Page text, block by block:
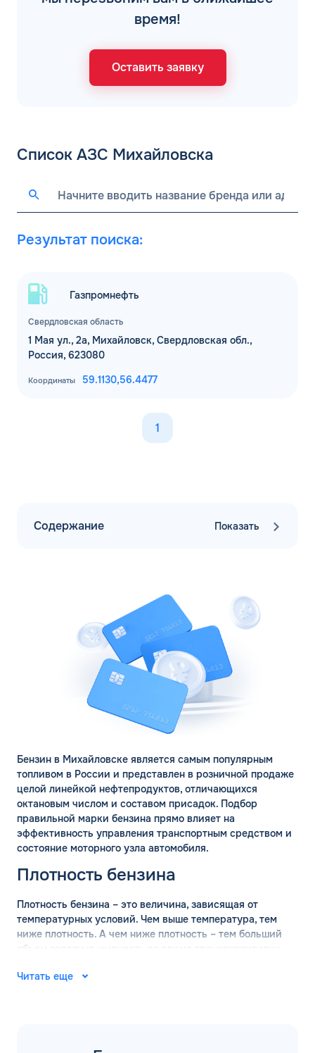
время!
Оставить заявку
Список АЗС Михайловска
Результат поиска:
Свердловская область
Газпромнефть
1 Мая ул., 2а, Михайловск, Свердловская обл.,
Россия, 623080
Координаты 59.1130,56.4477
1
Содержание Показать
Бензин в Михайловске является самым популярным
топливом в России и представлен в розничной продаже
целой линейкой нефтепродуктов, отличающихся
октановым числом и составом присадок. Подбор
правильной марки бензина прямо влияет на
эффективность управления транспортным средством и
состояние моторного узла автомобиля.
Плотность бензина
Плотность бензина – это величина, зависящая от
температурных условий. Чем выше температура, тем
ниже плотность. А чем ниже плотность – тем больший
объем заполнит жидкость во время транспортировки.
обязательно проводится измерение плотности состава.
Читать еще